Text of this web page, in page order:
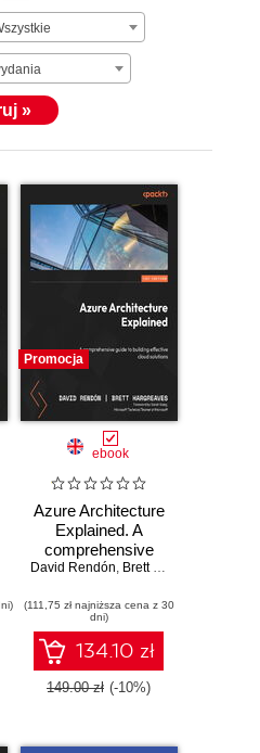
»
Peter De Tender
Promocja
ebook
Azure Architecture
Explained. A
comprehensive
guide to building
solutions
David Rendón, Brett Hargreaves
(111,75 zł najniższa cena z 30
dni)
134.10 zł
149.00 zł (-10%)